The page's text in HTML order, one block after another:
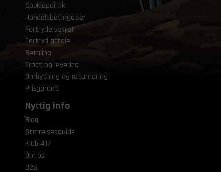
Cookiepolitik
Handelsbetingelser
Fortrydelsesret
Fortryd aftale
Betaling
Fragt og levering
Ombytning og returnering
Prisgaranti
Nyttig info
Blog
Størrelsesguide
Klub 417
Om os
B2B